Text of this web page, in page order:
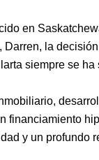
en
la
siempre se
financiamiento
y un profundo